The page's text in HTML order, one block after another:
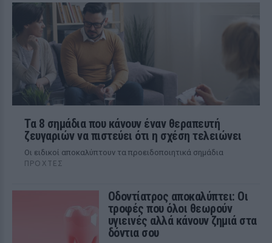
Τα 8 σημάδια που κάνουν έναν θεραπευτή
ζευγαριών να πιστεύει ότι η σχέση τελειώνει
Οι ειδικοί αποκαλύπτουν τα προειδοποιητικά σημάδια
ΠΡΟΧΤΈΣ
Οδοντίατρος αποκαλύπτει: Οι
τροφές που όλοι θεωρούν
υγιεινές αλλά κάνουν ζημιά στα
δόντια σου